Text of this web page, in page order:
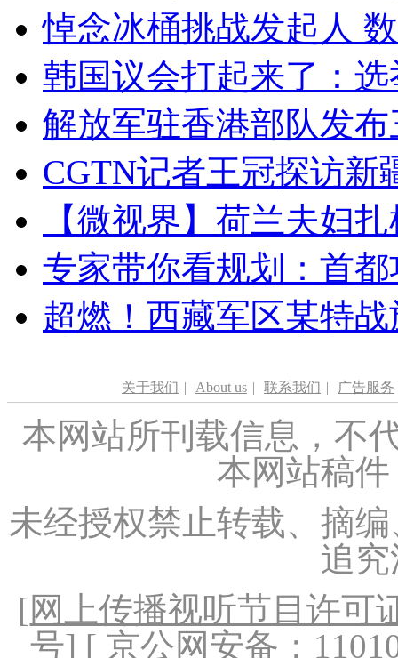
悼念冰桶挑战发起人
韩国议会打起来了：
解放军驻香港部队发
CGTN记者王冠探访新
【微视界】荷兰夫妇
专家带你看规划：首
超燃！西藏军区某特
关于我们 | About us | 联系我们 | 广告服务
本网站所刊载信息，不
本网站稿
未经授权禁止转载、摘
追
[网上传播视听节目许可
号] [ 京公网安备：